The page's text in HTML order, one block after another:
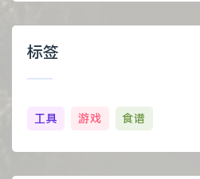
标签
工具 游戏 食谱